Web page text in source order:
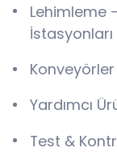
Lehimleme
Konveyörler
Yardımcı
Test &